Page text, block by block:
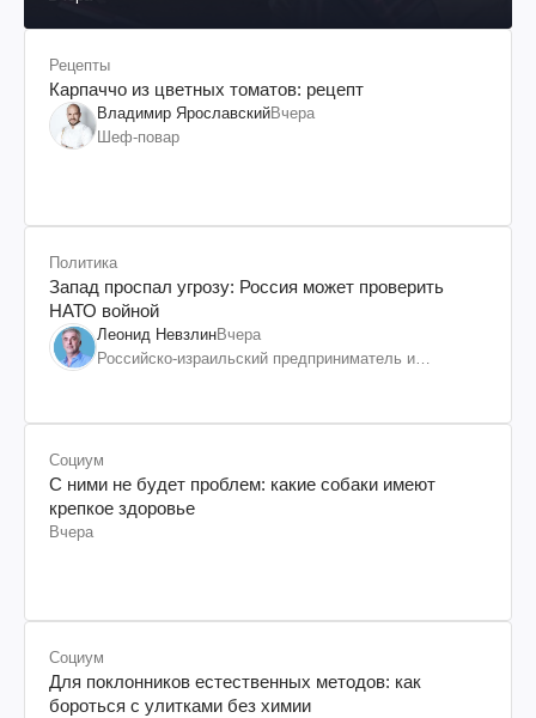
Рецепты
Карпаччо из цветных томатов: рецепт
Владимир ЯрославскийВчера
Шеф-повар
Политика
Запад проспал угрозу: Россия может проверить
НАТО войной
Леонид НевзлинВчера
Российско-израильский предприниматель и
Социум
С ними не будет проблем: какие собаки имеют
крепкое здоровье
Вчера
Социум
Для поклонников естественных методов: как
бороться с улитками без химии